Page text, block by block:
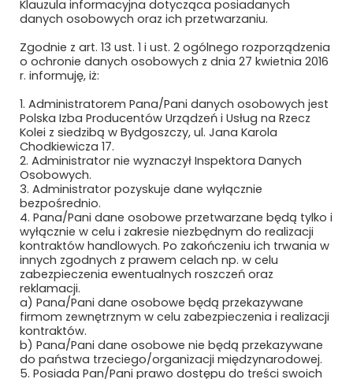
kolejowefirmy.pl
Polityka prywatności i cookies
Regulamin strony
Newsletter
Subskrybuj, aby być na bieżąco
Klauzula informacyjna dotycząca posiadanych
danych osobowych oraz ich przetwarzaniu.
Zgodnie z art. 13 ust. 1 i ust. 2 ogólnego rozporządzenia
o ochronie danych osobowych z dnia 27 kwietnia 2016
r. informuję, iż:
1. Administratorem Pana/Pani danych osobowych jest
Polska Izba Producentów Urządzeń i Usług na Rzecz
Kolei z siedzibą w Bydgoszczy, ul. Jana Karola
Chodkiewicza 17.
2. Administrator nie wyznaczył Inspektora Danych
Osobowych.
3. Administrator pozyskuje dane wyłącznie
bezpośrednio.
4. Pana/Pani dane osobowe przetwarzane będą tylko i
wyłącznie w celu i zakresie niezbędnym do realizacji
kontraktów handlowych. Po zakończeniu ich trwania w
innych zgodnych z prawem celach np. w celu
zabezpieczenia ewentualnych roszczeń oraz
reklamacji.
a) Pana/Pani dane osobowe będą przekazywane
firmom zewnętrznym w celu zabezpieczenia i realizacji
kontraktów.
b) Pana/Pani dane osobowe nie będą przekazywane
do państwa trzeciego/organizacji międzynarodowej.
5. Posiada Pan/Pani prawo dostępu do treści swoich